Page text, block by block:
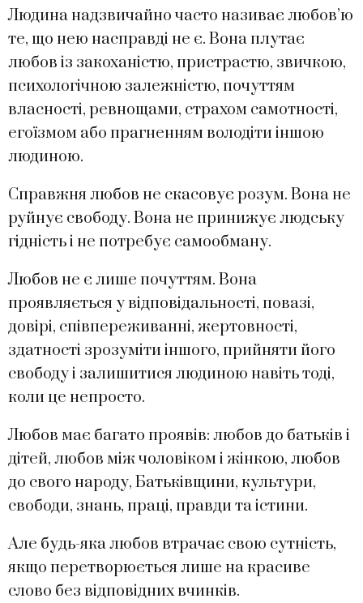
Людина надзвичайно часто називає любов’ю
те, що нею насправді не є. Вона плутає
любов із закоханістю, пристрастю, звичкою,
психологічною залежністю, почуттям
власності, ревнощами, страхом самотності,
егоїзмом або прагненням володіти іншою
людиною.
Справжня любов не скасовує розум. Вона не
руйнує свободу. Вона не принижує людську
гідність і не потребує самообману.
Любов не є лише почуттям. Вона
проявляється у відповідальності, повазі,
довірі, співпереживанні, жертовності,
здатності зрозуміти іншого, прийняти його
свободу і залишитися людиною навіть тоді,
коли це непросто.
Любов має багато проявів: любов до батьків і
дітей, любов між чоловіком і жінкою, любов
до свого народу, Батьківщини, культури,
свободи, знань, праці, правди та істини.
Але будь-яка любов втрачає свою сутність,
якщо перетворюється лише на красиве
слово без відповідних вчинків.